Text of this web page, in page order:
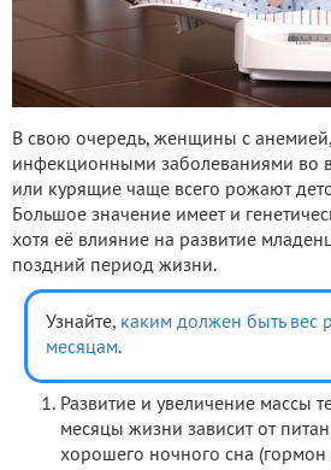
В свою очередь, женщины с
инфекционными заболеваниями во
или курящие чаще всего рожают
Большое значение имеет и
хотя её влияние на развитие
поздний период жизни.
Узнайте, каким должен быть вес
месяцам.
Развитие и увеличение массы
месяцы жизни зависит от
хорошего ночного сна (гормон